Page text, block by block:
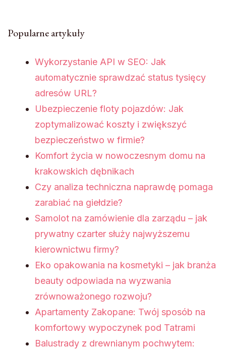
Popularne artykuły
Wykorzystanie API w SEO: Jak
automatycznie sprawdzać status tysięcy
adresów URL?
Ubezpieczenie floty pojazdów: Jak
zoptymalizować koszty i zwiększyć
bezpieczeństwo w firmie?
Komfort życia w nowoczesnym domu na
krakowskich dębnikach
Czy analiza techniczna naprawdę pomaga
zarabiać na giełdzie?
Samolot na zamówienie dla zarządu – jak
prywatny czarter służy najwyższemu
kierownictwu firmy?
Eko opakowania na kosmetyki – jak branża
beauty odpowiada na wyzwania
zrównoważonego rozwoju?
Apartamenty Zakopane: Twój sposób na
komfortowy wypoczynek pod Tatrami
Balustrady z drewnianym pochwytem: